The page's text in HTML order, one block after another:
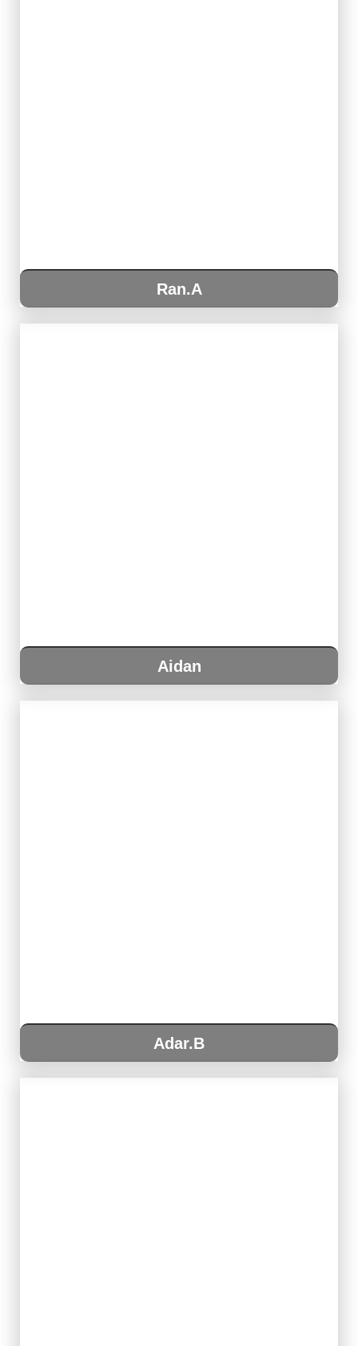
Ran.A
Aidan
Adar.B